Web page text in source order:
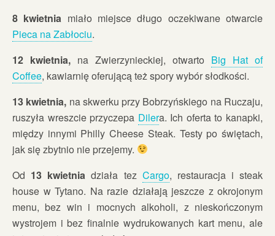
8 kwietnia miało miejsce długo oczekiwane otwarcie
Pieca na Zabłociu.
12 kwietnia, na Zwierzynieckiej, otwarto Big Hat of
Coffee, kawiarnię oferującą też spory wybór słodkości.
13 kwietnia, na skwerku przy Bobrzyńskiego na Ruczaju,
ruszyła wreszcie przyczepa Dilera. Ich oferta to kanapki,
między innymi Philly Cheese Steak. Testy po świętach,
jak się zbytnio nie przejemy.
Od 13 kwietniadziała tez Cargo, restauracja i steak
house w Tytano. Na razie działają jeszcze z okrojonym
menu, bez win i mocnych alkoholi, z nieskończonym
wystrojem i bez finalnie wydrukowanych kart menu, ale